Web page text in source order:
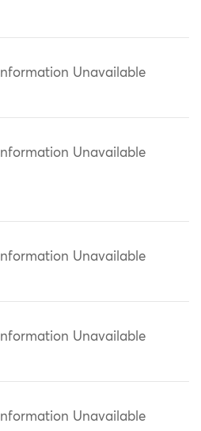
Information Unavailable
Information Unavailable
Information Unavailable
Information Unavailable
Information Unavailable